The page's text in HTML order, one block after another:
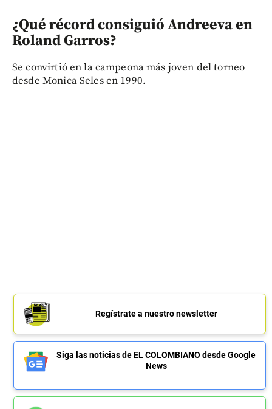
¿Qué récord consiguió Andreeva en
Roland Garros?
Se convirtió en la campeona más joven del torneo
desde Monica Seles en 1990.
Regístrate a nuestro newsletter
Siga las noticias de EL COLOMBIANO desde Google
News